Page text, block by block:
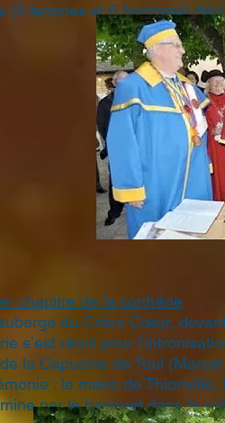
(5 femmes et 6 hommes)
chapitre de la confrérie
du Crève Cœur,
s’est réuni pour
la Capucine de Toul
: le maire de
par le banquet dans la